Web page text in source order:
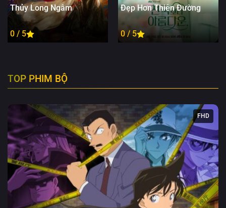
Thủy Long Ngâm
0 / 5
Đẹp Hơn Thiên Đường
0 / 5
TOP PHIM BỘ
FHD